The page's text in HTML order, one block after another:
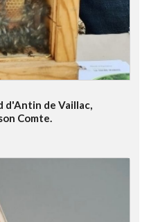
d'Antin de Vaillac,
Comte.